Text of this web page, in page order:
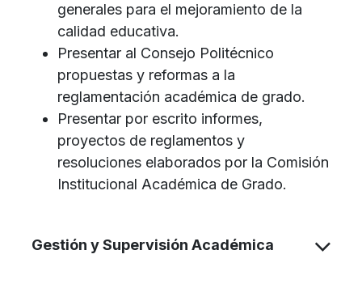
generales para el mejoramiento de la
calidad educativa.
Presentar al Consejo Politécnico
propuestas y reformas a la
reglamentación académica de grado.
Presentar por escrito informes,
proyectos de reglamentos y
resoluciones elaborados por la Comisión
Institucional Académica de Grado.
Gestión y Supervisión Académica